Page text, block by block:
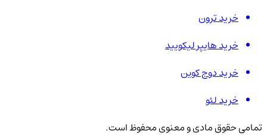
خرید ترون
خرید هایپر لیکویید
خرید دوج کوین
خرید لئو
تمامی حقوق مادی و معنوی محفوظ است.